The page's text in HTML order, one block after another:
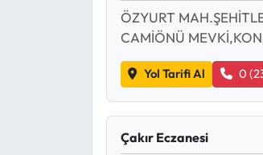
ÖZYURT
CAMİÖNÜ
Yol Tarifi Al 0
Çakır Eczanesi